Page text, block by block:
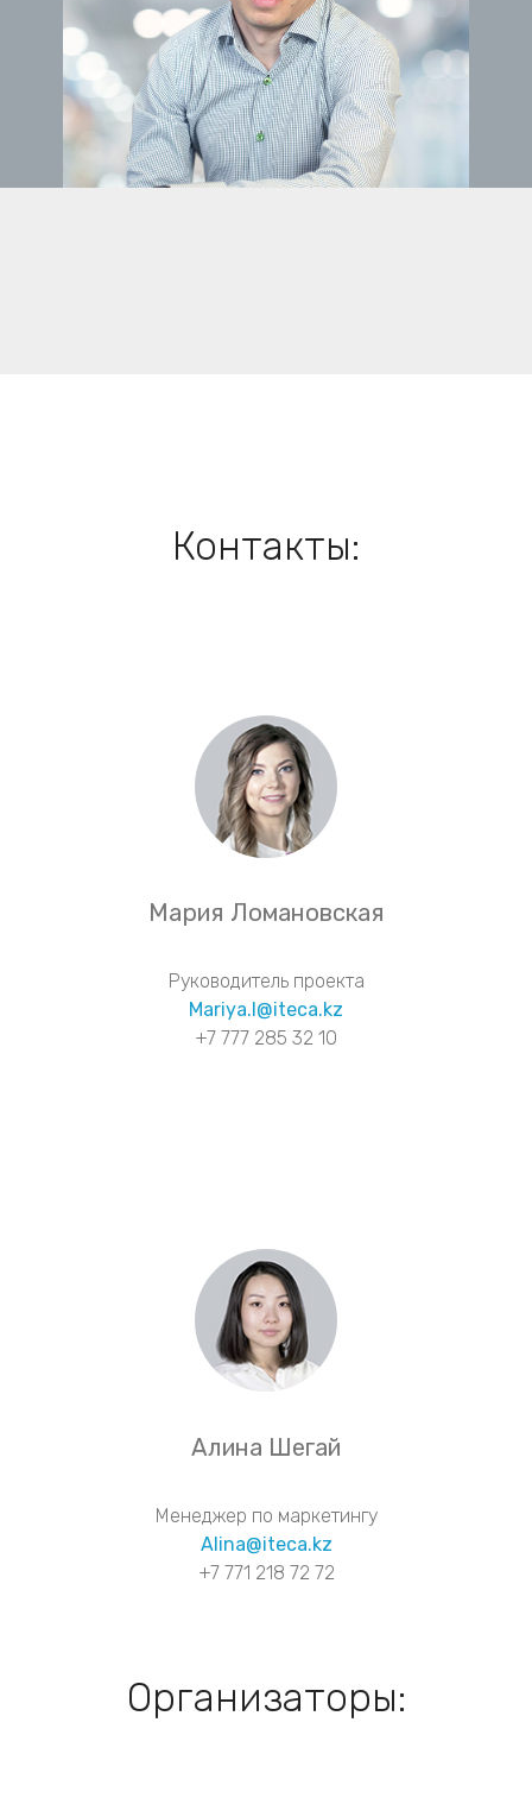
Контакты:
Мария Ломановская
Руководитель проекта
Mariya.l@iteca.kz
+7 777 285 32 10
Алина Шегай
Менеджер по маркетингу
Alina@iteca.kz
+7 771 218 72 72
Организаторы: